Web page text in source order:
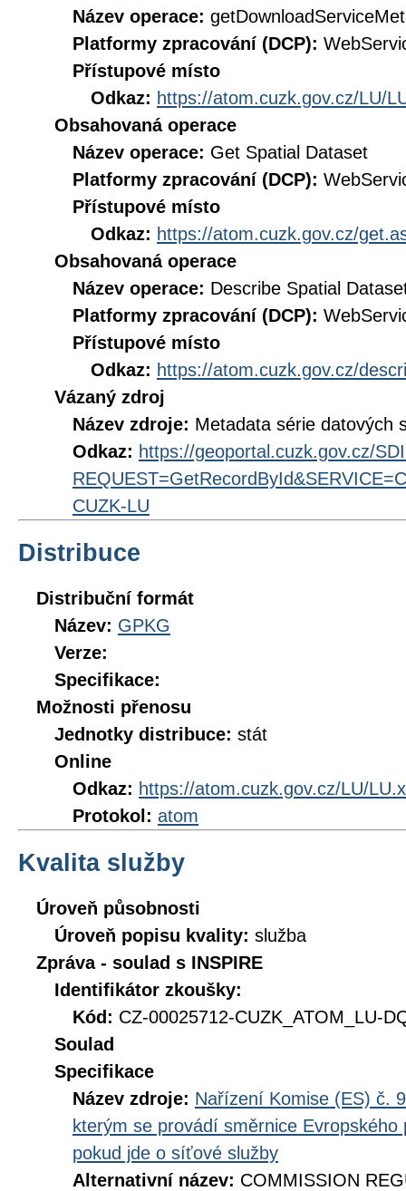
Název operace:
Platformy zpracování (DCP):
Přístupové místo
Odkaz: https://atom.cuzk.gov.cz/LU/
Obsahovaná operace
Název operace: Get Spatial Dataset
Platformy zpracování (DCP):
Přístupové místo
Odkaz: https://atom.cuzk.gov.cz/
Obsahovaná operace
Název operace: Describe Spatial
Platformy zpracování (DCP):
Přístupové místo
Odkaz: https://atom.cuzk.gov.cz/
Vázaný zdroj
Název zdroje: Metadata série datových
Odkaz: https://geoportal.cuzk.gov.cz/
CUZK-LU
Distribuce
Distribuční formát
Název: GPKG
Verze:
Specifikace:
Možnosti přenosu
Jednotky distribuce: stát
Online
Odkaz: https://atom.cuzk.gov.cz/LU/
Protokol: atom
Kvalita služby
Úroveň působnosti
Úroveň popisu kvality: služba
Zpráva - soulad s INSPIRE
Identifikátor zkoušky:
Kód: CZ-00025712-CUZK_ATOM_LU-
Soulad
Specifikace
Název zdroje: Nařízení Komise (ES) č.
kterým se provádí směrnice
pokud jde o síťové služby
Alternativní název: COMMISSION